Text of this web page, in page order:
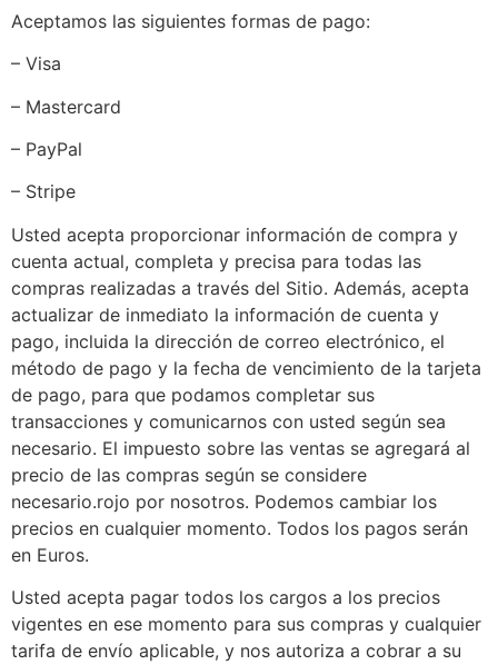
Aceptamos las siguientes formas de pago:
– Visa
– Mastercard
– PayPal
– Stripe
Usted acepta proporcionar información de compra y
cuenta actual, completa y precisa para todas las
compras realizadas a través del Sitio. Además, acepta
actualizar de inmediato la información de cuenta y
pago, incluida la dirección de correo electrónico, el
método de pago y la fecha de vencimiento de la tarjeta
de pago, para que podamos completar sus
transacciones y comunicarnos con usted según sea
necesario. El impuesto sobre las ventas se agregará al
precio de las compras según se considere
necesario.rojo por nosotros. Podemos cambiar los
precios en cualquier momento. Todos los pagos serán
en Euros.
Usted acepta pagar todos los cargos a los precios
vigentes en ese momento para sus compras y cualquier
tarifa de envío aplicable, y nos autoriza a cobrar a su